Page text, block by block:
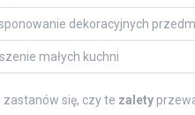
dekoracyjnych
małych kuchni
zastanów się, czy te zalety